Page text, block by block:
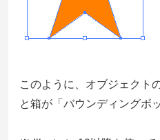
このように、オブジェクト
と箱が「バウンディングボ